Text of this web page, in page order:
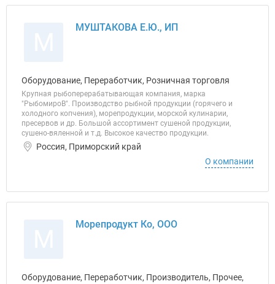
МУШТАКОВА Е.Ю., ИП
Оборудование, Переработчик, Розничная торговля
Крупная рыбоперерабатывающая компания, марка
"РыбомироВ". Производство рыбной продукции (горячего и
холодного копчения), морепродукции, морской кулинарии,
пресервов и др. Большой ассортимент сушеной продукции,
сушено-вяленной и т.д. Высокое качество продукции.
Россия, Приморский край
О компании
Морепродукт Ко, ООО
Оборудование, Переработчик, Производитель, Прочее,